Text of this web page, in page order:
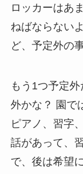
ロッカーはあ
ねばならない
ど、予定外の
もう1つ予定
外かな？ 園で
ピアノ、習字
話があって、
で、後は希望